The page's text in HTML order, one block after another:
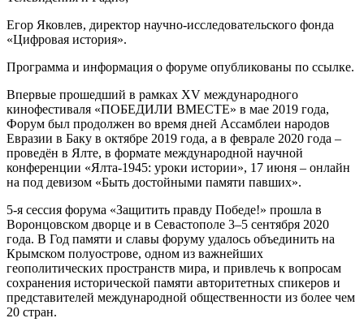
Егор Яковлев, директор научно-исследовательского фонда
«Цифровая история».
Программа и информация о форуме опубликованы по ссылке.
Впервые прошедший в рамках XV международного
кинофестиваля «ПОБЕДИЛИ ВМЕСТЕ» в мае 2019 года,
Форум был продолжен во время дней Ассамблеи народов
Евразии в Баку в октябре 2019 года, а в феврале 2020 года –
проведён в Ялте, в формате международной научной
конференции «Ялта-1945: уроки истории», 17 июня – онлайн
на под девизом «Быть достойными памяти павших».
5-я сессия форума «Защитить правду Победе!» прошла в
Воронцовском дворце и в Севастополе 3–5 сентября 2020
года. В Год памяти и славы форуму удалось объединить на
Крымском полуострове, одном из важнейших
геополитических пространств мира, и привлечь к вопросам
сохранения исторической памяти авторитетных спикеров и
представителей международной общественности из более чем
20 стран.